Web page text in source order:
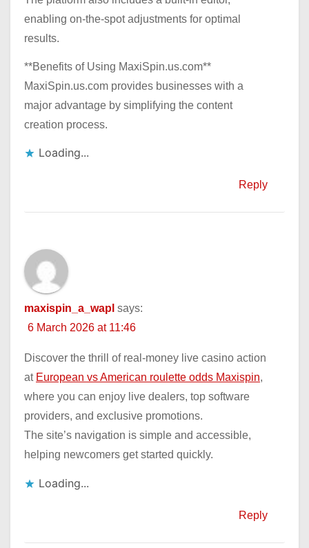
enabling on-the-spot adjustments for optimal
results.
**Benefits of Using MaxiSpin.us.com**
MaxiSpin.us.com provides businesses with a
major advantage by simplifying the content
creation process.
Loading...
Reply
maxispin_a_wapl says:
6 March 2026 at 11:46
Discover the thrill of real-money live casino action
at European vs American roulette odds Maxispin,
where you can enjoy live dealers, top software
providers, and exclusive promotions.
The site’s navigation is simple and accessible,
helping newcomers get started quickly.
Loading...
Reply